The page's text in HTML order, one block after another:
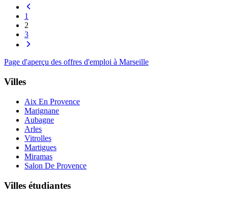
1
2
3
Page d'aperçu des offres d'emploi à Marseille
Villes
Aix En Provence
Marignane
Aubagne
Arles
Vitrolles
Martigues
Miramas
Salon De Provence
Villes étudiantes